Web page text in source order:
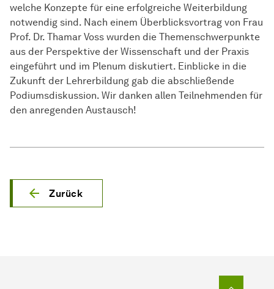
welche Konzepte für eine erfolgreiche Weiterbildung
notwendig sind. Nach einem Überblicksvortrag von Frau
Prof. Dr. Thamar Voss wurden die Themenschwerpunkte
aus der Perspektive der Wissenschaft und der Praxis
eingeführt und im Plenum diskutiert. Einblicke in die
Zukunft der Lehrerbildung gab die abschließende
Podiumsdiskussion. Wir danken allen Teilnehmenden für
den anregenden Austausch!
Zurück